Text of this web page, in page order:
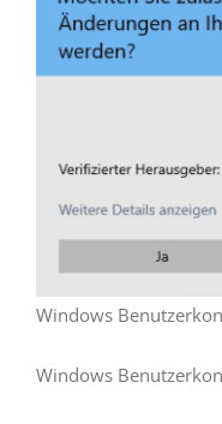
Windows
Windows